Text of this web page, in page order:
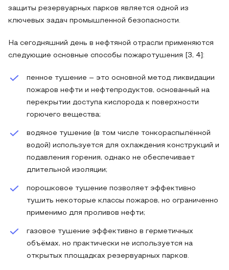
защиты резервуарных парков является одной из
ключевых задач промышленной безопасности.
На сегодняшний день в нефтяной отрасли применяются
следующие основные способы пожаротушения [3, 4]:
пенное тушение – это основной метод ликвидации
пожаров нефти и нефтепродуктов, основанный на
перекрытии доступа кислорода к поверхности
горючего вещества;
водяное тушение (в том числе тонкораспылённой
водой) используется для охлаждения конструкций и
подавления горения, однако не обеспечивает
длительной изоляции;
порошковое тушение позволяет эффективно
тушить некоторые классы пожаров, но ограниченно
применимо для проливов нефти;
газовое тушение эффективно в герметичных
объёмах, но практически не используется на
открытых площадках резервуарных парков.